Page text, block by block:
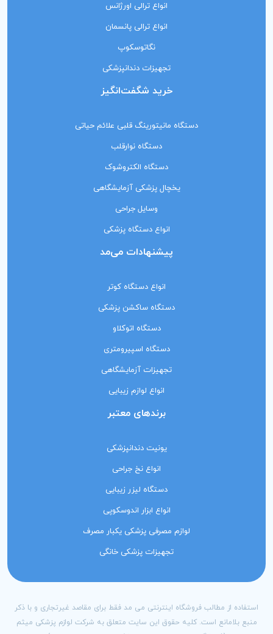
انواع ترالی اورژانس
انواع ترالی پانسمان
نگاتوسکوپ
تجهیزات دندانپزشکی
خرید شگفت‌انگیز
دستگاه مانیتورینگ‌ قلبی علائم حیاتی
دستگاه نوارقلب
دستگاه الکتروشوک
یخچال پزشکی آزمایشگاهی
وسایل جراحی
انواع دستگاه پزشکی
پیشنهادات می‌مد
انواع دستگاه کوتر
دستگاه ساکشن پزشکی
دستگاه اتوکلاو
دستگاه اسپیرومتری
تجهیزات آزمایشگاهی
انواع لوازم زیبایی
برندهای معتبر
یونیت دندانپزشکی
انواع نخ جراحی
دستگاه لیزر زیبایی
انواع ابزار اندوسکوپی
لوازم مصرفی پزشکی یکبار مصرف
تجهیزات پزشکی خانگی
استفاده از مطالب فروشگاه اینترنتی می مد فقط برای مقاصد غیرتجاری و با ذکر
منبع بلامانع است. کلیه حقوق این سایت متعلق به شرکت لوازم پزشکی میثم